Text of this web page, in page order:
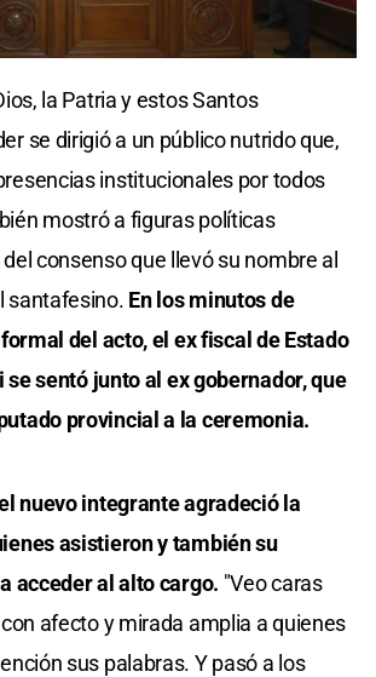
la Patria y estos Santos
se dirigió a un público nutrido que,
institucionales por todos
mostró a figuras políticas
consenso que llevó su nombre al
santafesino. En los minutos de
del acto, el ex fiscal de Estado
se sentó junto al ex gobernador, que
provincial a la ceremonia.
nuevo integrante agradeció la
asistieron y también su
acceder al alto cargo. "Veo caras
afecto y mirada amplia a quienes
sus palabras. Y pasó a los